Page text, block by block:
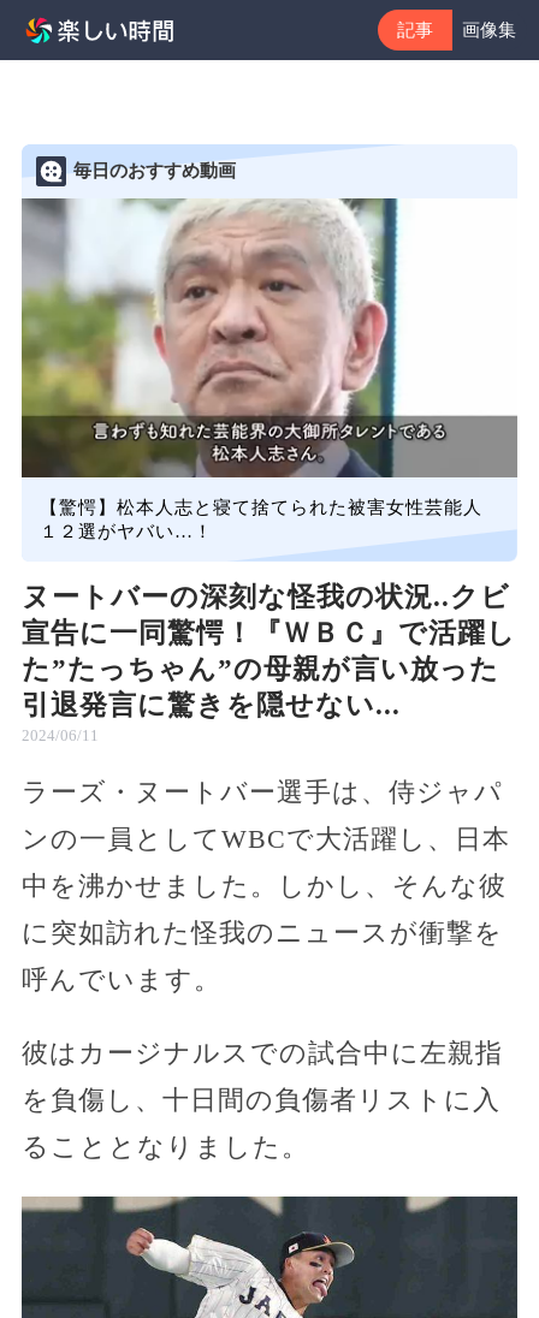
記事 画像集
毎日のおすすめ動画
【驚愕】松本人志と寝て捨てられた被害女性芸能人
１２選がヤバい…！
ヌートバーの深刻な怪我の状況..クビ
宣告に一同驚愕！『ＷＢＣ』で活躍し
た”たっちゃん”の母親が言い放った
引退発言に驚きを隠せない...
2024/06/11
ラーズ・ヌートバー選手は、侍ジャパ
ンの一員としてWBCで大活躍し、日本
中を沸かせました。しかし、そんな彼
に突如訪れた怪我のニュースが衝撃を
呼んでいます。
彼はカージナルスでの試合中に左親指
を負傷し、十日間の負傷者リストに入
ることとなりました。